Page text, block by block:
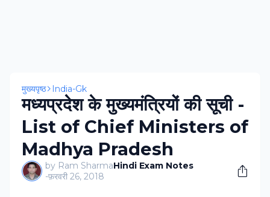
मुख्यपृष्ठ India-Gk
मध्‍यप्रदेश के मुख्यमंत्रियों की सूची -
List of Chief Ministers of
Madhya Pradesh
by Ram SharmaHindi Exam Notes
-फ़रवरी 26, 2018